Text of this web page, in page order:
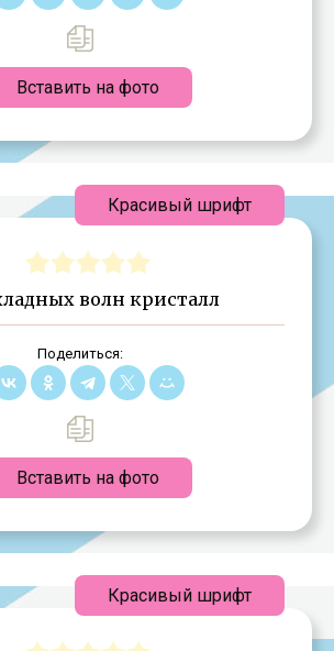
Вставить на фото
волн кристалл
Поделиться:
Вставить на фото
Красивый шрифт
Красивый шрифт